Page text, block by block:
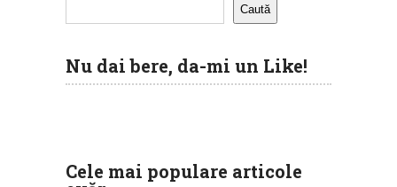
Caută
Nu dai bere, da-mi un Like!
Cele mai populare articole